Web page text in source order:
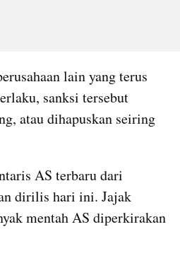
lain yang terus
sanksi tersebut
atau dihapuskan seiring
AS terbaru dari
dirilis hari ini. Jajak
mentah AS diperkirakan